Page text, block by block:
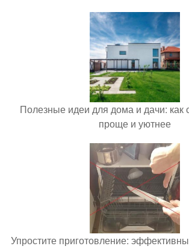
Полезные идеи для дома и дачи: как
проще и уютнее
Упростите приготовление: